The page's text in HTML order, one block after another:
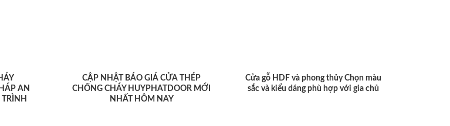
AN
TRÌNH
CẬP NHẬT BÁO GIÁ CỬA THÉP
CHỐNG CHÁY HUYPHATDOOR MỚI
NHẤT HÔM NAY
Cửa gỗ HDF và phong thủy Chọn màu
sắc và kiểu dáng phù hợp với gia chủ